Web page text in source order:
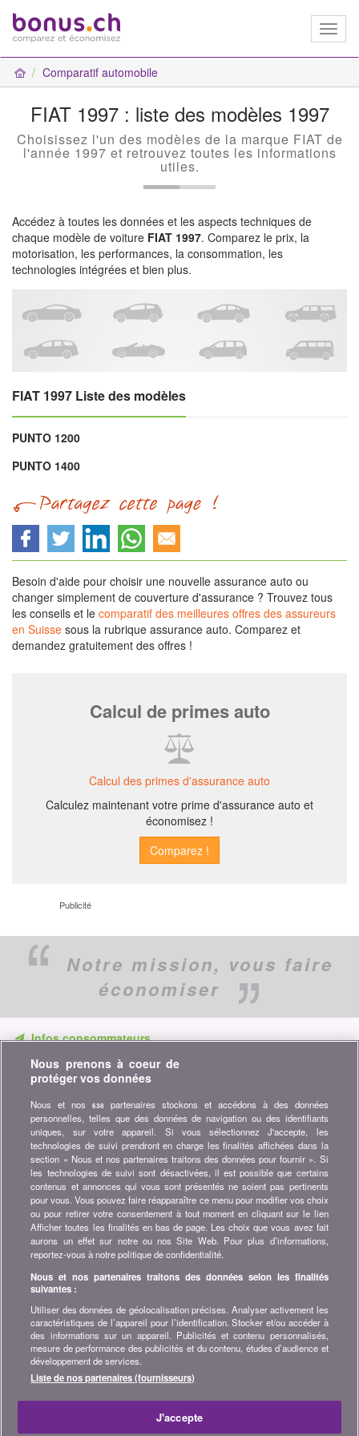
Comparatif automobile
FIAT 1997 : liste des modèles 1997
Choisissez l'un des modèles de la marque FIAT de
l'année 1997 et retrouvez toutes les informations
utiles.
Accédez à toutes les données et les aspects techniques de
chaque modèle de voiture FIAT 1997. Comparez le prix, la
motorisation, les performances, la consommation, les
technologies intégrées et bien plus.
FIAT 1997 Liste des modèles
PUNTO 1200
PUNTO 1400
Besoin d'aide pour choisir une nouvelle assurance auto ou
changer simplement de couverture d'assurance ? Trouvez tous
les conseils et le comparatif des meilleures offres des assureurs
en Suisse sous la rubrique assurance auto. Comparez et
demandez gratuitement des offres !
Calcul de primes auto
Calcul des primes d'assurance auto
Calculez maintenant votre prime d'assurance auto et
économisez !
Publicité
Notre mission, vous faire
économiser
Infos consommateurs
Ne ratez aucune occasion d'économiser. Recevez nos
comparatifs, conseils et astuces dans les domaines tels que
l'assurance, la finance, produits de consommation et bien plus...
Abonnez-vous à la newsletter
Rejoignez la communauté
Restez à l'affût, retrouvez tous les conseils et astuces pour
économiser sur :
A propos de bonus.ch
Qui est bonus.ch ? Comment fonctionnent les comparatifs ?
Demande de presse, partenariat, publicité, ...
Toutes les infos sur bonus.ch
Accueil
Nous prenons à coeur de
protéger vos données
Nous et nos638
partenaires stockons et accédons à des données
personnelles, telles que des données de navigation ou des identifiants
uniques, sur votre appareil. Si vous sélectionnez J'accepte, les
technologies de suivi prendront en charge les finalités affichées dans la
section « Nous et nos partenaires traitons des données pour fournir ». Si
les technologies de suivi sont désactivées, il est possible que certains
contenus et annonces qui vous sont présentés ne soient pas pertinents
pour vous. Vous pouvez faire réapparaître ce menu pour modifier vos choix
ou pour retirer votre consentement à tout moment en cliquant sur le lien
Afficher toutes les finalités en bas de page. Les choix que vous avez fait
aurons un effet sur notre ou nos Site Web. Pour plus d’informations,
reportez-vous à notre politique de confidentialité.
Nous et nos partenaires traitons des données selon les finalités
suivantes :
Utiliser des données de géolocalisation précises. Analyser activement les
caractéristiques de l’appareil pour l’identification. Stocker et/ou accéder à
des informations sur un appareil. Publicités et contenu personnalisés,
mesure de performance des publicités et du contenu, études d’audience et
développement de services.
Liste de nos partenaires (fournisseurs)
J'accepte